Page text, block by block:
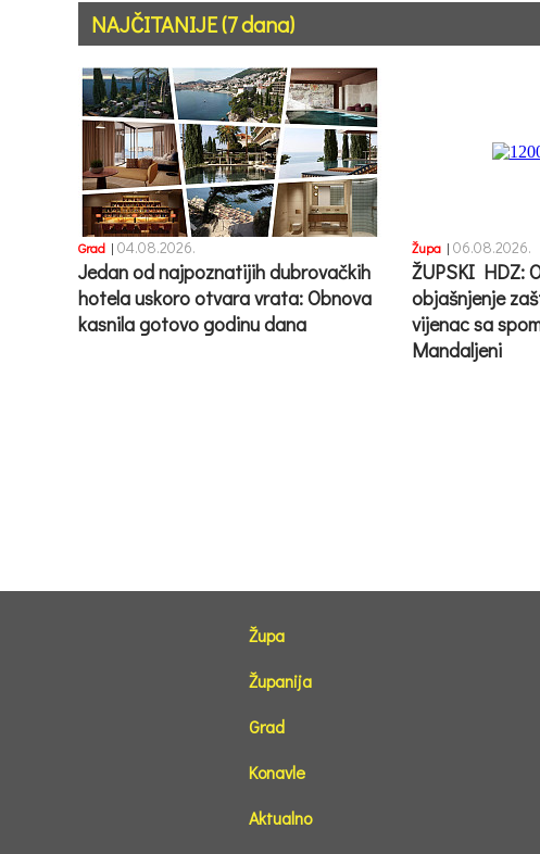
NAJČITANIJE (7 dana)
Grad | 04.08.2026.
Jedan od najpoznatijih dubrovačkih
hotela uskoro otvara vrata: Obnova
kasnila gotovo godinu dana
Župa | 06.08.2026.
ŽUPSKI HDZ:
objašnjenje
vijenac sa
Mandaljeni
Župa
Županija
Grad
Konavle
Aktualno